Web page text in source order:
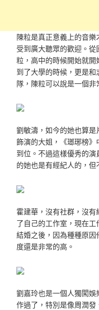
陳粒是真正意義上的音
受到廣大聽眾的歡迎。
粒，高中的時候開始就開
到了大學的時候，更是
隊，陳粒可以說是一個非
劉敏濤，如今的她也算
飾演的大姐，《瑯琊榜
到位。不過這樣優秀的
的她也是有經紀人的，但
霍建華，沒有社群，沒
了自己的工作室，現在
結婚之後，因為種種原
度還是非常的高。
劉嘉玲也是一個人獨闖
作過了，特別是像周潤發